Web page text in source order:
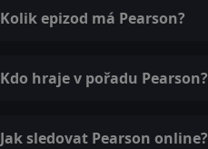
Kolik epizod má Pearson?
Kdo hraje v pořadu Pearson?
Jak sledovat Pearson online?